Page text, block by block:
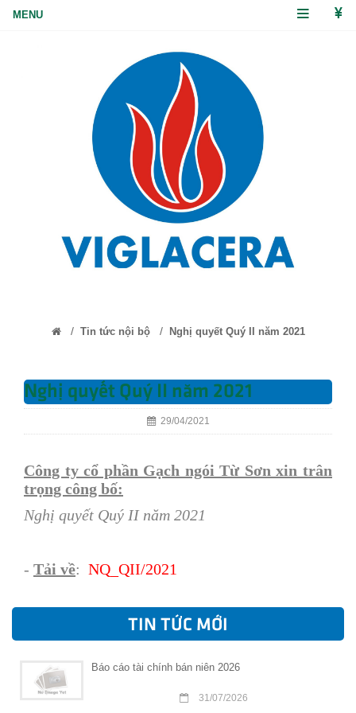
/ Tin tức nội bộ/ Nghị quyết Quý II năm 2021
Nghị quyết Quý II năm 2021
29/04/2021
Công ty cổ phần Gạch ngói Từ Sơn xin trân
trọng công bố:
Nghị quyết Quý II năm 2021
- Tải về: NQ _QII/2021
TIN TỨC MỚI
Báo cáo tài chính bán niên 2026
31/07/2026